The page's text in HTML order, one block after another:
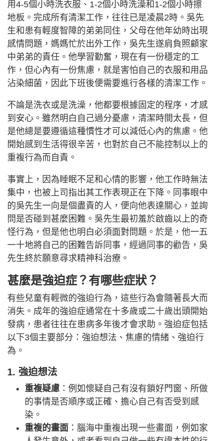
用4-5個小時洗衣服、1-2個小時洗澡和1-2個小時擦
地板。完成所有清潔工作，往往已是凌晨2時。吳先
生和患有輕度智障的弟弟同住，父母在他年幼時出現
感情問題，媽媽忙於出外工作，吳先生遂肩負照顧家
中弟弟的責任。他學習勤奮，現在有一份穩定的工
作，但心內有一份焦慮，就是害怕自己的衣服和用品
沾染細菌，因此下班後便需要進行各樣的清潔工作。
不論是洗衣或是洗澡，他都要根據固定的程序，才感
到安心。雖然明白自己過分憂慮，清潔時間太長，但
是他總是要遵循這種慣性才可以減低心內的焦慮。他
開始感到生活得很辛苦，也對於自己不能控制以上的
重複行為而自責。
事實上，因為睡眠不足和心情的影響，他工作時無法
集中，也被上司指出其工作表現正在下降。同事眼中
的吳先生一向是個盡責的人，便向他表達關心，並詢
問是否碰到甚麼困難。吳先生最初羞於啟齒以上的奇
怪行為，但是他也明白必須面對問題。於是，他一五
一十地將自己的困難告訴同事，經過同事的勸告，吳
先生終於願意尋求精神科治療。
甚麼是強迫症？有哪些症狀？
有些兒童有輕微的強迫行為，這些行為會隨著長大而
消失。成年的強迫症通常在十多歲或二十歲出頭開始
發病，患者往往在患病多年後才會求助。強迫症包括
以下3個主要部分：強迫想法、焦慮的情緒、強迫行
為。
1. 強迫想法
重複疑慮 ：例如懷疑自己有沒有鎖好門窗、所做
的事情是否順序或正確、擔心自己有否受到感
染。
重複的畫面 ：腦海中重複出現一些畫面，例如家